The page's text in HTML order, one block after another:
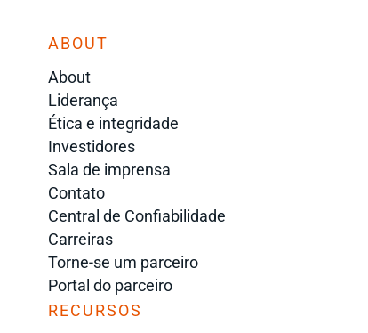
ABOUT
About
Liderança
Ética e integridade
Investidores
Sala de imprensa
Contato
Central de Confiabilidade
Carreiras
Torne-se um parceiro
Portal do parceiro
RECURSOS